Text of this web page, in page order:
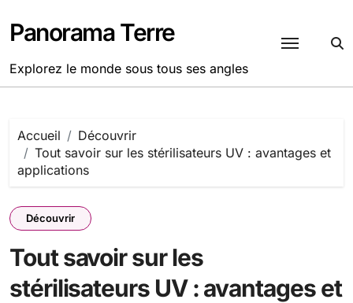
au
contenu
Panorama Terre
Explorez le monde sous tous ses angles
Accueil
Découvrir
Tout savoir sur les stérilisateurs UV : avantages et
applications
Découvrir
Tout savoir sur les
stérilisateurs UV : avantages et